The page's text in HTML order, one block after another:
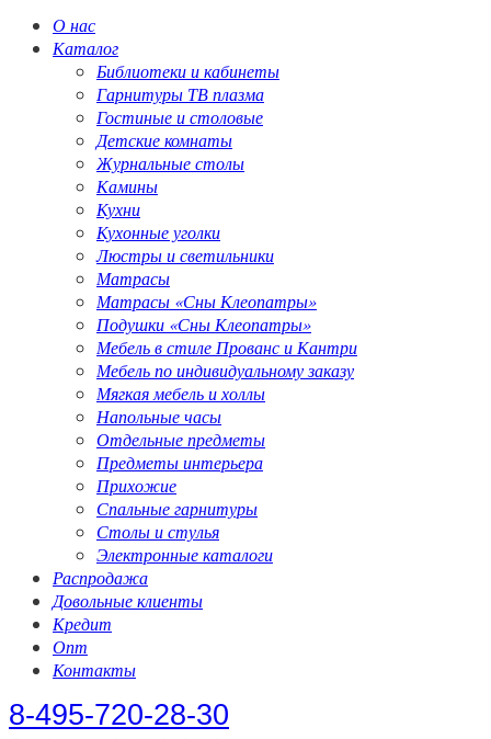
О нас
Каталог
Библиотеки и кабинеты
Гарнитуры ТВ плазма
Гостиные и столовые
Детские комнаты
Журнальные столы
Камины
Кухни
Кухонные уголки
Люстры и светильники
Матрасы
Матрасы «Сны Клеопатры»
Подушки «Сны Клеопатры»
Мебель в стиле Прованс и Кантри
Мебель по индивидуальному заказу
Мягкая мебель и холлы
Напольные часы
Отдельные предметы
Предметы интерьера
Прихожие
Спальные гарнитуры
Столы и стулья
Электронные каталоги
Распродажа
Довольные клиенты
Кредит
Опт
Контакты
‎8-495-720-28-30